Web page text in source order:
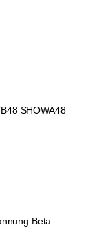
SHOWA48
Beta